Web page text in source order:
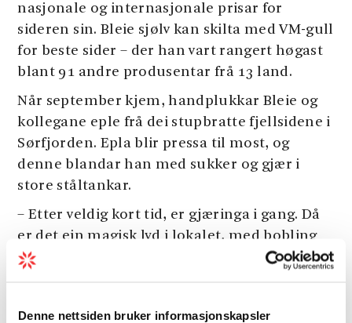
Denne nettsiden bruker informasjonskapsler
nasjonale og internasjonale prisar for
sideren sin. Bleie sjølv kan skilta med VM-gull
for beste sider – der han vart rangert høgast
blant 91 andre produsentar frå 13 land.
Når september kjem, handplukkar Bleie og
kollegane eple frå dei stupbratte fjellsidene i
Sørfjorden. Epla blir pressa til most, og
denne blandar han med sukker og gjær i
store ståltankar.
– Etter veldig kort tid, er gjæringa i gang. Då
er det ein magisk lyd i lokalet, med bobling
overalt.
store deler av sukkeret til alkohol og Co2. Då